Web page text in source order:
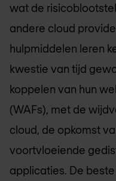
wat de
andere cloud
hulpmiddelen leren
kwestie van tijd
koppelen van hun
(WAFs), met de
cloud, de opkomst
voortvloeiende
applicaties. De